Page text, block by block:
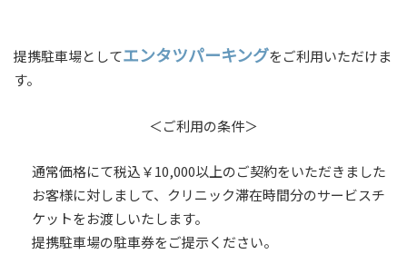
提携駐車場としてエンタツパーキングをご利用いただけま
す。
＜ご利用の条件＞
通常価格にて税込￥10,000以上のご契約をいただきました
お客様に対しまして、クリニック滞在時間分のサービスチ
ケットをお渡しいたします。
提携駐車場の駐車券をご提示ください。